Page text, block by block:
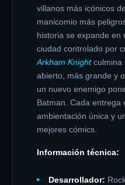
villanos más icónicos
manicomio más
historia se expande en
ciudad controlado por
Arkham Knightculmina
abierto, más grande y
un nuevo enemigo
Batman. Cada entrega
ambientación única y
mejores cómics.
Información técnica:
Desarrollador: